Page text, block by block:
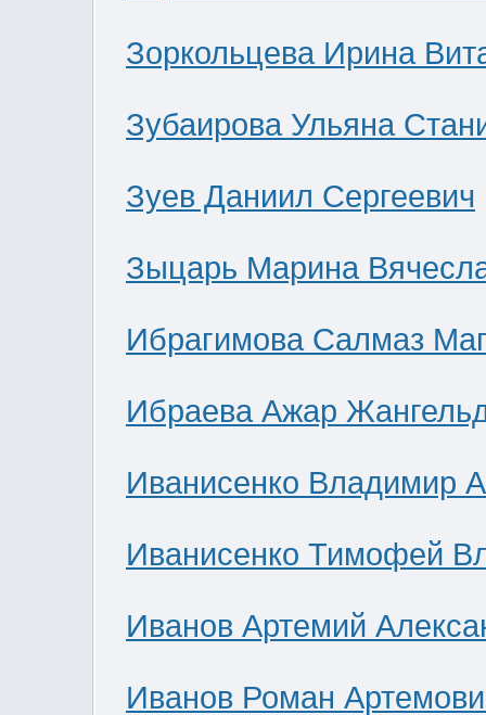
Зоркольцева Ирина
Зубаирова Ульяна
Зуев Даниил Сергеевич
Зыцарь Марина
Ибрагимова Салмаз
Ибраева Ажар
Иванисенко Владимир
Иванисенко Тимофей
Иванов Артемий
Иванов Роман